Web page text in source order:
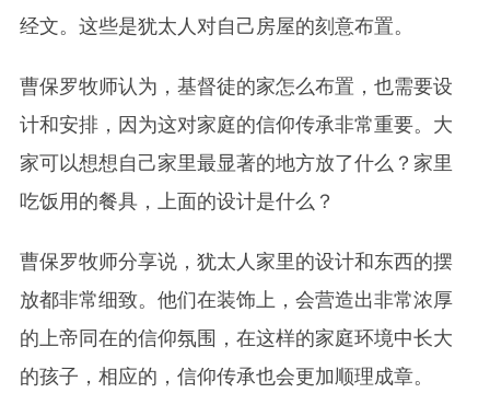
经文。这些是犹太人对自己房屋的刻意布置。
曹保罗牧师认为，基督徒的家怎么布置，也需要设
计和安排，因为这对家庭的信仰传承非常重要。大
家可以想想自己家里最显著的地方放了什么？家里
吃饭用的餐具，上面的设计是什么？
曹保罗牧师分享说，犹太人家里的设计和东西的摆
放都非常细致。他们在装饰上，会营造出非常浓厚
的上帝同在的信仰氛围，在这样的家庭环境中长大
的孩子，相应的，信仰传承也会更加顺理成章。